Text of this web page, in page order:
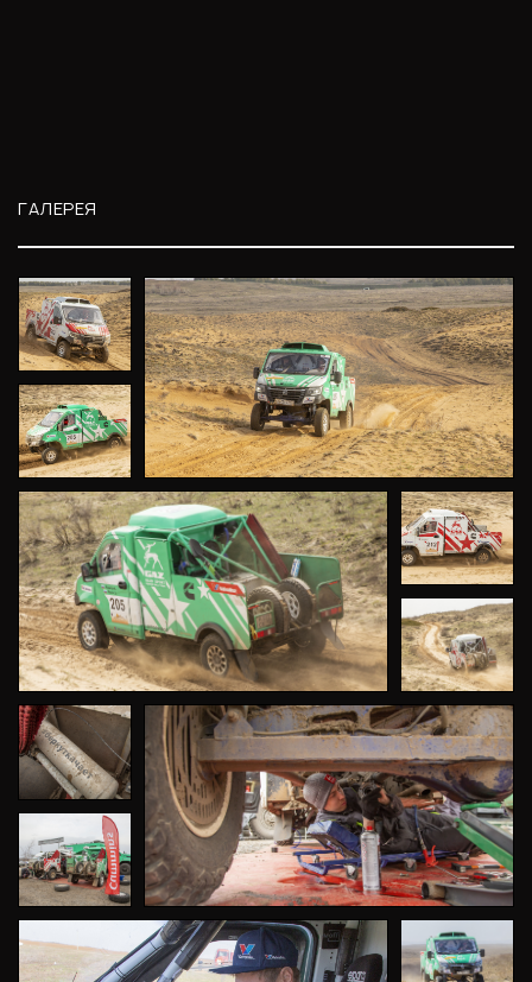
ГАЛЕРЕЯ